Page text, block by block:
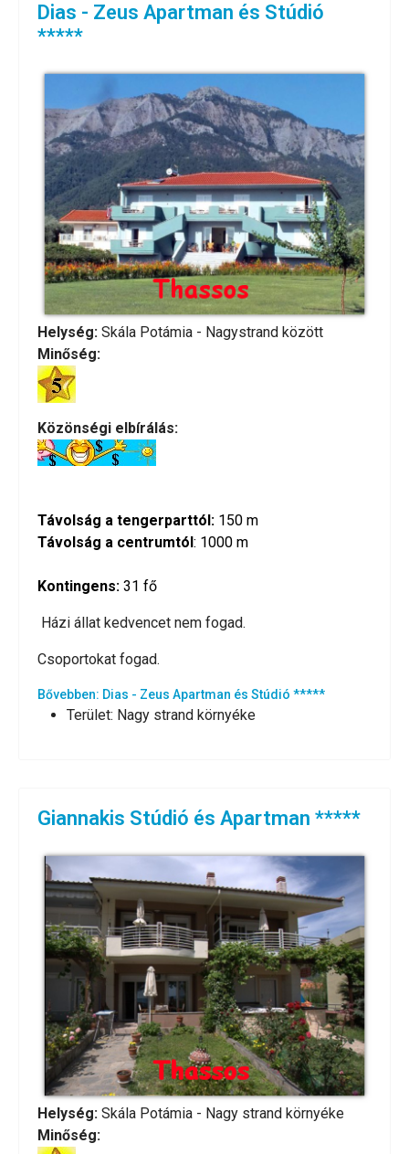
Dias - Zeus Apartman és Stúdió
*****
Helység: Skála Potámia - Nagystrand között
Minőség:
Közönségi elbírálás:
Távolság a tengerparttól: 150 m
Távolság a centrumtól: 1000 m
Kontingens: 31 fő
Házi állat kedvencet nem fogad.
Csoportokat fogad.
Bővebben: Dias - Zeus Apartman és Stúdió *****
Terület: Nagy strand környéke
Giannakis Stúdió és Apartman *****
Helység: Skála Potámia - Nagy strand környéke
Minőség: